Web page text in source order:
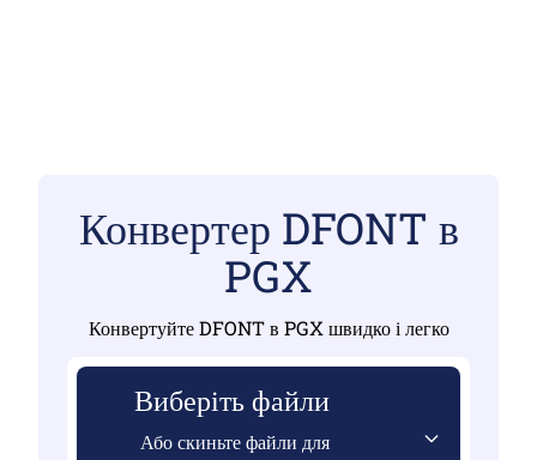
Конвертер DFONT в
PGX
Конвертуйте DFONT в PGX швидко і легко
Виберіть файли
Або скиньте файли для